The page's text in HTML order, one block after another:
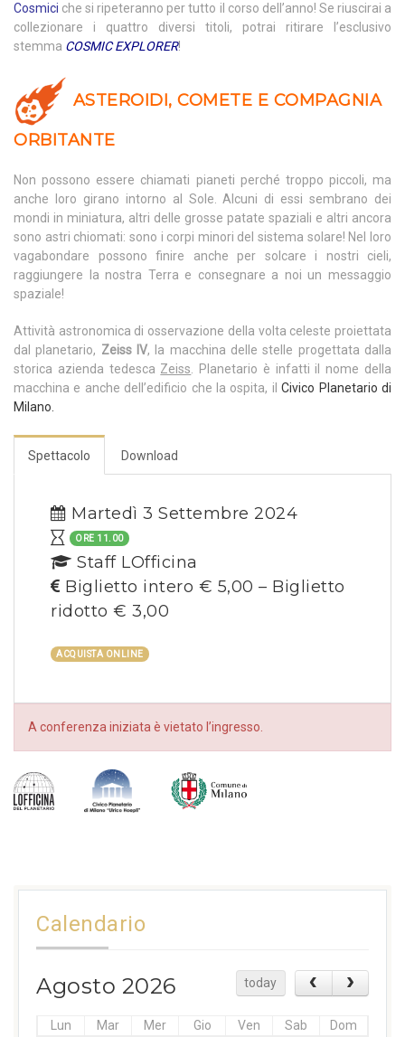
Cosmici che si ripeteranno per tutto il corso dell’anno! Se riuscirai a
collezionare i quattro diversi titoli, potrai ritirare l’esclusivo
stemma COSMIC EXPLORER!
ASTEROIDI, COMETE E COMPAGNIA
ORBITANTE
Non possono essere chiamati pianeti perché troppo piccoli, ma
anche loro girano intorno al Sole. Alcuni di essi sembrano dei
mondi in miniatura, altri delle grosse patate spaziali e altri ancora
sono astri chiomati: sono i corpi minori del sistema solare! Nel loro
vagabondare possono finire anche per solcare i nostri cieli,
raggiungere la nostra Terra e consegnare a noi un messaggio
spaziale!
Attività astronomica di osservazione della volta celeste proiettata
dal planetario, Zeiss IV, la macchina delle stelle progettata dalla
storica azienda tedesca Zeiss. Planetario è infatti il nome della
macchina e anche dell’edificio che la ospita, il Civico Planetario di
Milano.
Spettacolo Download
Martedì 3 Settembre 2024
ORE 11.00
Staff LOfficina
Biglietto intero € 5,00 – Biglietto
ridotto € 3,00
ACQUISTA ONLINE
A conferenza iniziata è vietato l’ingresso.
Calendario
Agosto 2026 today
Lun Mar Mer Gio Ven Sab Dom